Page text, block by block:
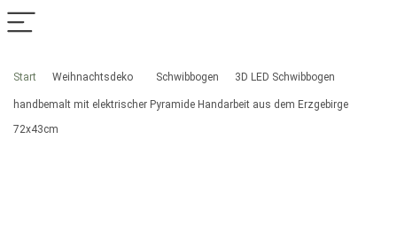
Start Weihnachtsdeko Schwibbogen 3D LED Schwibbogen
handbemalt mit elektrischer Pyramide Handarbeit aus dem Erzgebirge
72x43cm